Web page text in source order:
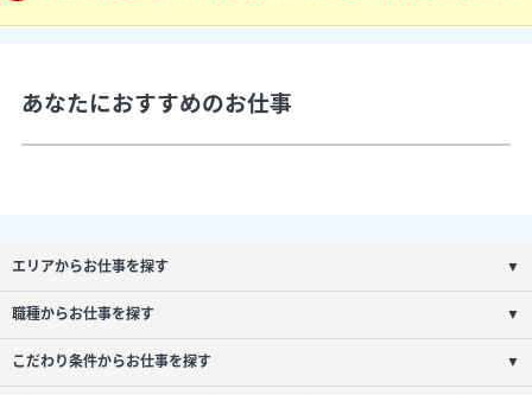
あなたにおすすめのお仕事
エリアからお仕事を探す ▼
職種からお仕事を探す ▼
こだわり条件からお仕事を探す ▼